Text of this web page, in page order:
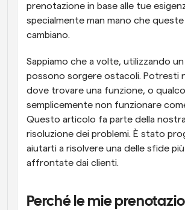
Webhook
Ricevi una notifica quando succede
prenotazione in base alle tue
specialmente man mano che
cambiano.
Sappiamo che a volte, utilizzando
possono sorgere ostacoli. Potresti
dove trovare una funzione, o
semplicemente non funzionare
Questo articolo fa parte della
risoluzione dei problemi. È stato
aiutarti a risolvere una delle sfide
affrontate dai clienti.
Perché le mie